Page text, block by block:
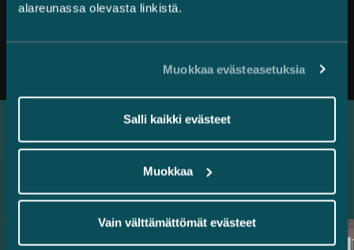
alareunassa olevasta linkistä.
Muokkaa evästeasetuksia
Salli kaikki evästeet
Muokkaa
Vain välttämättömät evästeet
Uusimmat referenssit